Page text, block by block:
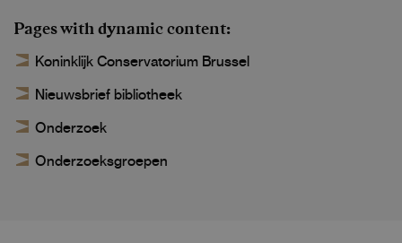
Pages with dynamic content
Koninklijk Conservatorium Brussel
Nieuwsbrief bibliotheek
Onderzoek
Onderzoeksgroepen